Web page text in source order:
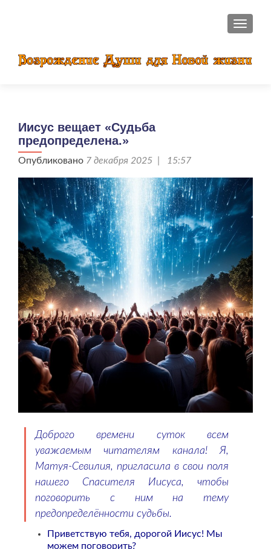
Иисус вещает «Судьба
предопределена.»
Опубликовано 7 декабря 2025 | 15:57
Доброго времени суток всем
уважаемым читателям канала! Я,
Матуя-Севилия, пригласила в свои поля
нашего Спасителя Иисуса, чтобы
поговорить с ним на тему
предопределённости судьбы.
Приветствую тебя, дорогой Иисус! Мы
можем поговорить?